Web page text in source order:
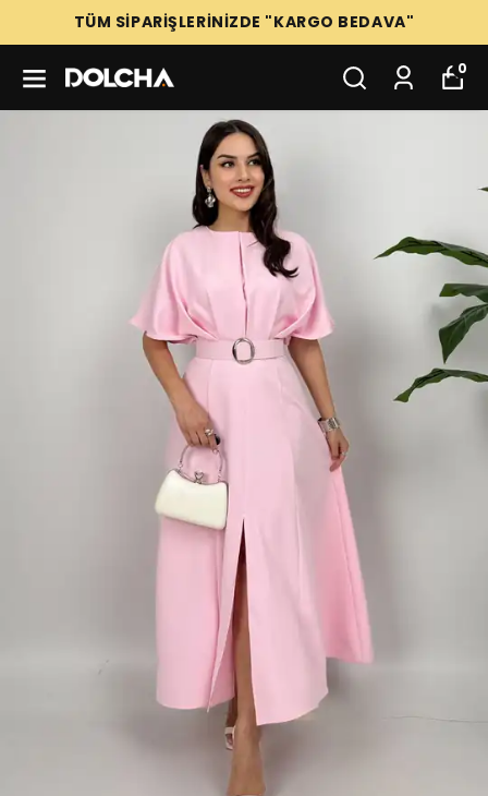
TÜM SİPARİŞLERİNİZDE "KARGO BEDAVA"
0